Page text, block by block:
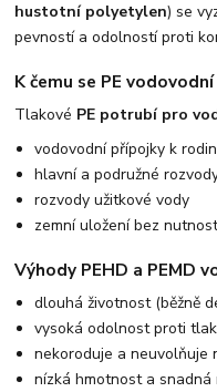
hustotní polyetylen) se
pevností a odolností proti
K čemu se PE
Tlakové PE potrubí pro
vodovodní přípojky k
hlavní a podružné
rozvody užitkové vody
zemní uložení bez
Výhody PEHD a PEMD
dlouhá životnost (běžně
vysoká odolnost proti
nekoroduje a neuvolňuje
nízká hmotnost a snadná